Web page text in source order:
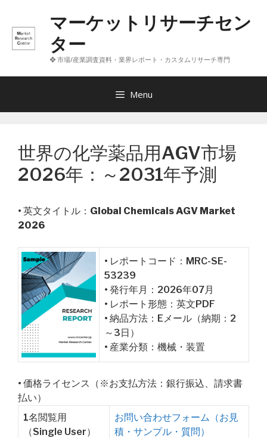
へ
マーケットリサーチセン
ター
❖ 市場/産業調査資料・業界レポート・カスタムリサーチ専門
Menu
世界の化学薬品用AGV市場
2026年：～2031年予測
• 英文タイトル： Global Chemicals AGV Market
2026
• レポートコード：MRC-SE-
53239
• 発行年月：2026年07月
• レポート形態：英文PDF
• 納品方法：Eメール（納期：2
～3日）
• 産業分類：機械・装置
• 価格ライセンス（※お支払方法：銀行振込、請求書
払い）
1名閲覧用
（Single User）
お問い合わせフォーム（お見
積・サンプル・質問）